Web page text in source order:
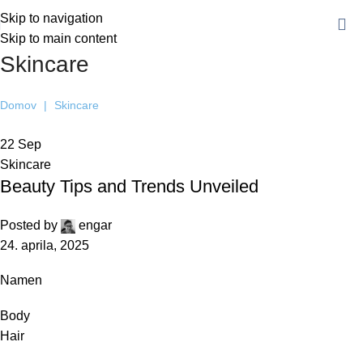
Skip to navigation
Skip to main content
Skincare
Domov | Skincare
22 Sep
Skincare
Beauty Tips and Trends Unveiled
Posted by
engar
24. aprila, 2025
Namen
Body
Hair